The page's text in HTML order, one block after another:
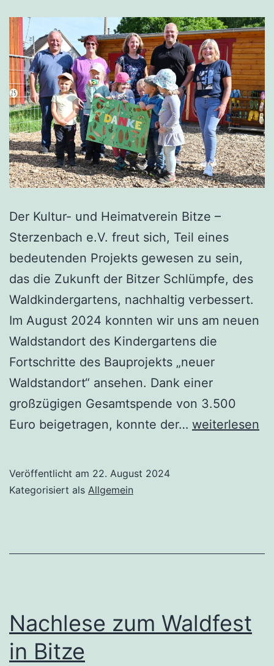
Der Kultur- und Heimatverein Bitze –
Sterzenbach e.V. freut sich, Teil eines
bedeutenden Projekts gewesen zu sein,
das die Zukunft der Bitzer Schlümpfe, des
Waldkindergartens, nachhaltig verbessert.
Im August 2024 konnten wir uns am neuen
Waldstandort des Kindergartens die
Fortschritte des Bauprojekts „neuer
Waldstandort“ ansehen. Dank einer
großzügigen Gesamtspende von 3.500
Euro beigetragen, konnte der… Spende
weiterlesen
Veröffentlicht am 22. August 2024
Kategorisiert als Allgemein
Nachlese zum Waldfest
in Bitze